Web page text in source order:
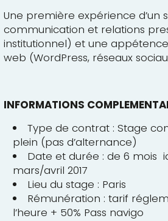
Une première expérience d’un
communication et relations
institutionnel) et une
web (WordPress, réseaux
INFORMATIONS
Type de contrat : Stage
plein (pas d’alternance)
Date et durée : de 6 mois
mars/avril 2017
Lieu du stage : Paris
Rémunération : tarif
l’heure + 50% Pass navigo